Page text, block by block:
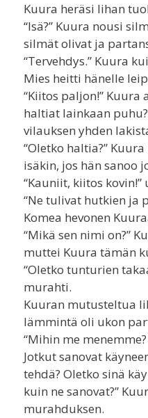
Kuura heräsi lihan
“Isä?” Kuura nousi
silmät olivat ja
“Tervehdys.” Kuura
Mies heitti hänelle
“Kiitos paljon!” Kuura
haltiat lainkaan
vilauksen yhden
“Oletko haltia?”
isäkin, jos hän sanoo
“Kauniit, kiitos
“Ne tulivat hutkien ja
Komea hevonen
“Mikä sen nimi on?”
muttei Kuura tämän
“Oletko tunturien
murahti.
Kuuran mutusteltua
lämmintä oli ukon
“Mihin me
Jotkut sanovat
tehdä? Oletko sinä
kuin ne sanovat?”
murahduksen.